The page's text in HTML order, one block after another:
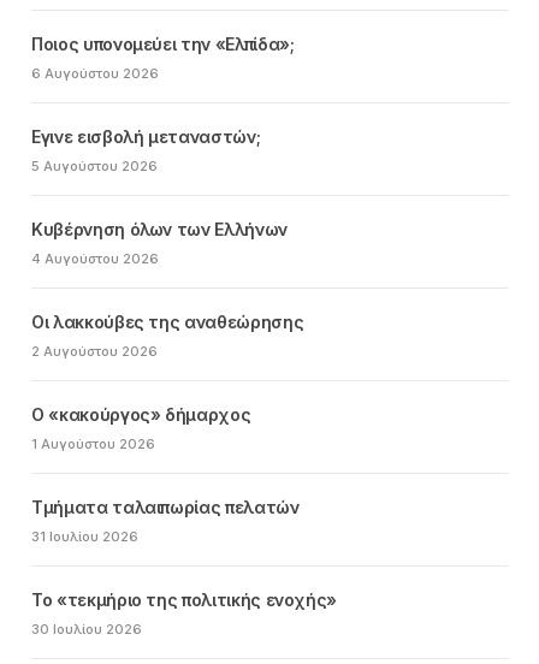
Ποιος υπονομεύει την «Ελπίδα»;
6 Αυγούστου 2026
Εγινε εισβολή μεταναστών;
5 Αυγούστου 2026
Κυβέρνηση όλων των Ελλήνων
4 Αυγούστου 2026
Οι λακκούβες της αναθεώρησης
2 Αυγούστου 2026
Ο «κακούργος» δήμαρχος
1 Αυγούστου 2026
Τμήματα ταλαιπωρίας πελατών
31 Ιουλίου 2026
Το «τεκμήριο της πολιτικής ενοχής»
30 Ιουλίου 2026